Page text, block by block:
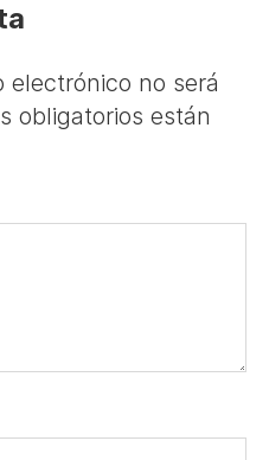
electrónico no será
obligatorios están